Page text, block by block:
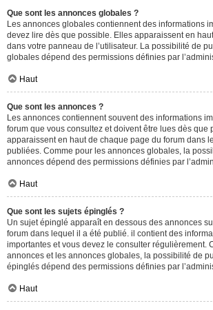
Que sont les annonces globales ?
Les annonces globales contiennent des informations
devez lire dès que possible. Elles apparaissent en
dans votre panneau de l’utilisateur. La possibilité de
globales dépend des permissions définies par
Haut
Que sont les annonces ?
Les annonces contiennent souvent des informations
forum que vous consultez et doivent être lues dès que
apparaissent en haut de chaque page du forum dans
publiées. Comme pour les annonces globales, la
annonces dépend des permissions définies par
Haut
Que sont les sujets épinglés ?
Un sujet épinglé apparaît en dessous des annonces
forum dans lequel il a été publié. il contient des
importantes et vous devez le consulter régulièrement.
annonces et les annonces globales, la possibilité de
épinglés dépend des permissions définies par
Haut